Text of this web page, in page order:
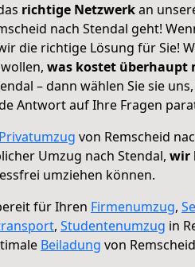
richtige Netzwerkan
nach Stendal geht!
die richtige Lösung für Sie!
was kostet überhaupt
– dann wählen Sie sie
Antwort auf Ihre Fragen
Privatumzug von Remscheid
Umzug nach Stendal, wir
umziehen können.
für Ihren Firmenumzug,
, Studentenumzug in
Beiladung von